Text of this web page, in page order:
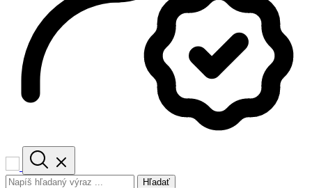
Hľadať